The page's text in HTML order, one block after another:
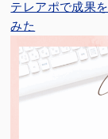
テレアポで成果
みた